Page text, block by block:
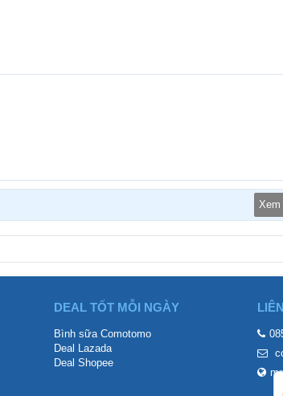
DEAL TỐT MỖI NGÀY
Bình sữa Comotomo
Deal Lazada
Deal Shopee